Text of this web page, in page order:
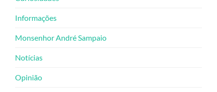
Informações
Monsenhor André Sampaio
Notícias
Opinião